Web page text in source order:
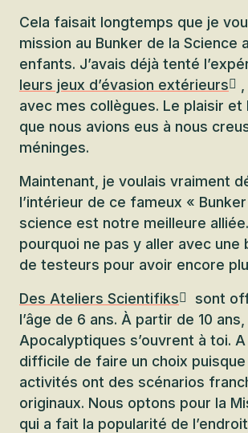
Cela faisait longtemps que je
mission au Bunker de la Science
enfants. J’avais déjà tenté
leurs jeux d’évasion extérieurs
avec mes collègues. Le plaisir
que nous avions eus à nous
méninges.
Maintenant, je voulais vraiment
l’intérieur de ce fameux «
science est notre meilleure
pourquoi ne pas y aller avec une
de testeurs pour avoir encore
Des Ateliers Scientifiks
sont
l’âge de 6 ans. À partir de 10
Apocalyptiques s’ouvrent à toi. A
difficile de faire un choix
activités ont des scénarios
originaux. Nous optons pour la
qui a fait la popularité de